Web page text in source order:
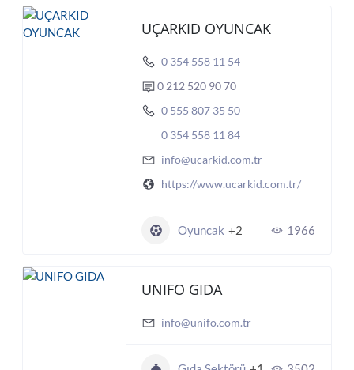
UÇARKID OYUNCAK
0 354 558 11 54
0 212 520 90 70
0 555 807 35 50
0 354 558 11 84
info@ucarkid.com.tr
https://www.ucarkid.com.tr/
Oyuncak +2 1966
UNIFO GIDA
info@unifo.com.tr